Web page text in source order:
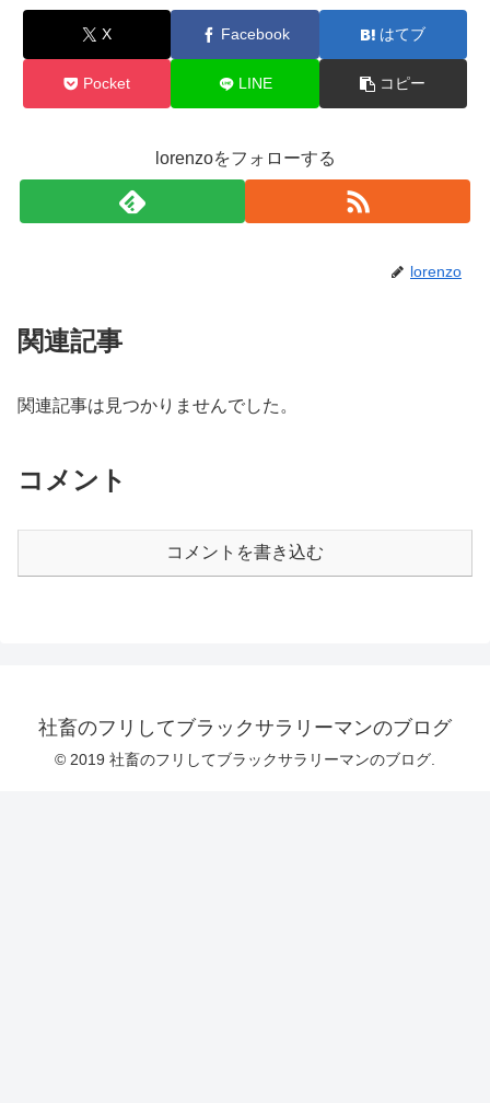
X Facebook はてブ
Pocket LINE コピー
lorenzoをフォローする
lorenzo
関連記事
関連記事は見つかりませんでした。
コメント
コメントを書き込む
社畜のフリしてブラックサラリーマンのブログ
© 2019 社畜のフリしてブラックサラリーマンのブログ.